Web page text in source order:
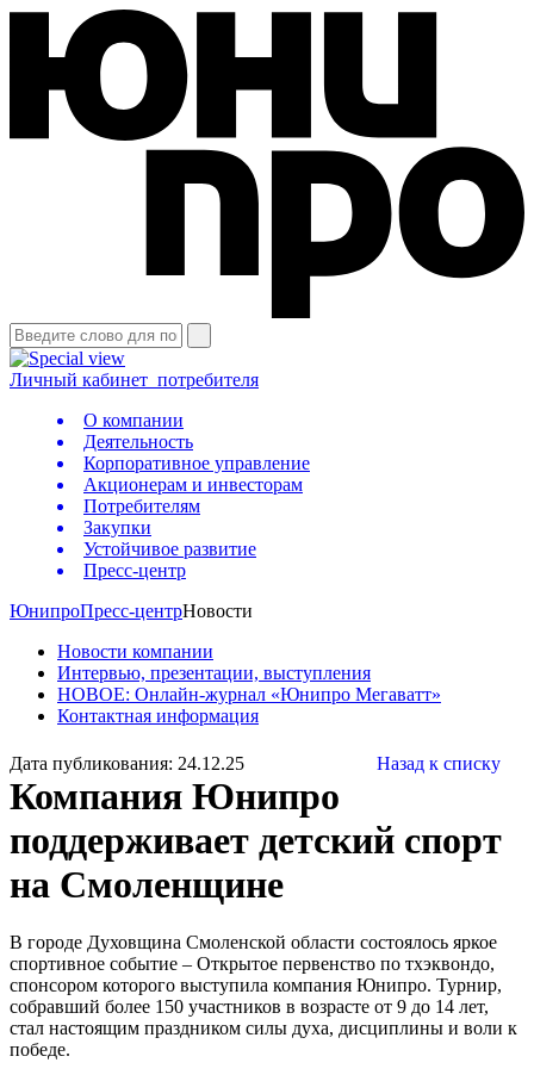
Личный кабинет потребителя
О компании
Деятельность
Корпоративное управление
Акционерам и инвесторам
Потребителям
Закупки
Устойчивое развитие
Пресс-центр
ЮнипроПресс-центрНовости
Новости компании
Интервью, презентации, выступления
НОВОЕ: Онлайн-журнал «Юнипро Мегаватт»
Контактная информация
Дата публикования: 24.12.25 Назад к списку
Компания Юнипро
поддерживает детский спорт
на Смоленщине
В городе Духовщина Смоленской области состоялось яркое
спортивное событие – Открытое первенство по тхэквондо,
спонсором которого выступила компания Юнипро. Турнир,
собравший более 150 участников в возрасте от 9 до 14 лет,
стал настоящим праздником силы духа, дисциплины и воли к
победе.